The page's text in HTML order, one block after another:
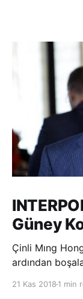
Güney
Çinli Mıng
ardından
21 Kas 2018 1 min